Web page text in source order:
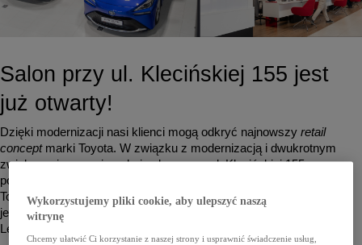
Salon przy ul. Klecińskiej 155 jest
już otwarty!
Dzięki modernizacji nasi klienci mogą odkryć najnowszy retail
concept marki Toyota. W związku z modernizacją i dwukrotnym
zwiększeniem powierzchni salonu przy ul. Klecińskiej 155
postanowiliśmy połączyć siły dwóch działających dotąd salonów
Toyota Centrum Wrocław. Dlatego obecnie do dyspozycji klientów
jest całkowicie odmieniony salon przy Klecińskiej 155, a salon przy
Legnickiej 164-168 od stycznia jest już zamknięty.
Wykorzystujemy pliki cookie, aby ulepszyć naszą
witrynę
Chcemy ułatwić Ci korzystanie z naszej strony i usprawnić świadczenie usług,